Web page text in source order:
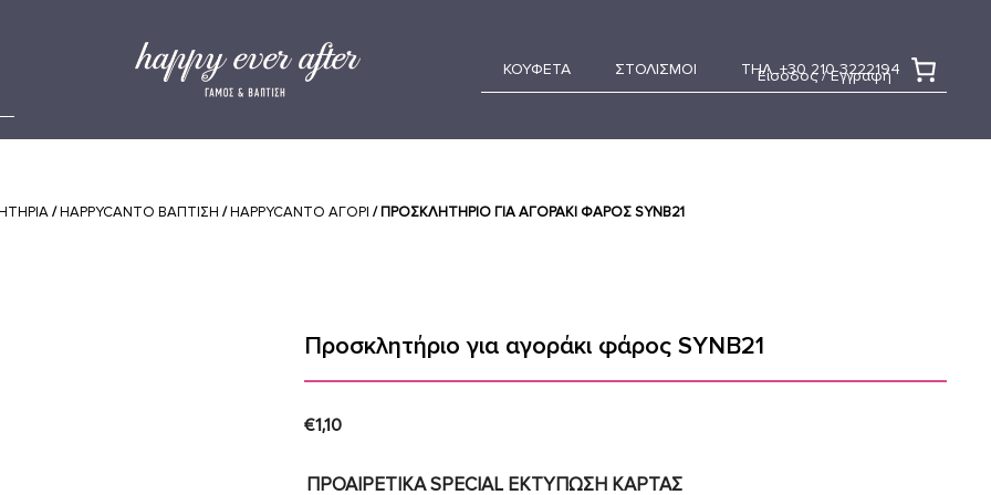
Είσοδος / Εγγραφή
ΚΟΥΦΕΤΑ ΣΤΟΛΙΣΜΟΙ ΤΗΛ. +30 210 3222194
/HAPPYCANTO ΒΑΠΤΙΣΗ /HAPPYCANTO ΑΓΟΡΙ / ΠΡΟΣΚΛΗΤΉΡΙΟ ΓΙΑ ΑΓΟΡΆΚΙ ΦΆΡΟΣ SYNΒ21
Προσκλητήριο για αγοράκι φάρος SYNΒ21
€1,10
ΠΡΟΑΙΡΕΤΙΚΑ SPECIAL ΕΚΤΥΠΩΣΗ KAΡΤΑΣ